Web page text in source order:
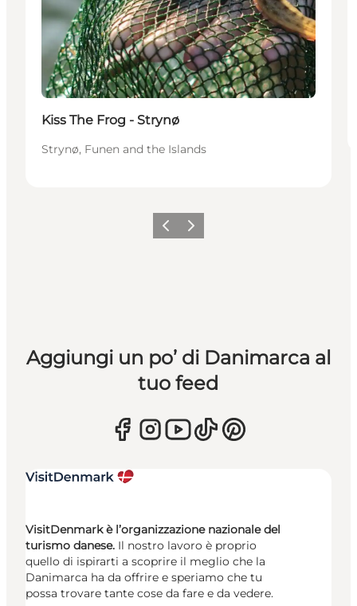
Kiss The Frog - Strynø
Strynø, Funen and the Islands
Precedente
Avanti
Aggiungi un po’ di Danimarca al
tuo feed
VisitDenmark è l’organizzazione nazionale del
turismo danese. Il nostro lavoro è proprio
quello di ispirarti a scoprire il meglio che la
Danimarca ha da offrire e speriamo che tu
possa trovare tante cose da fare e da vedere.